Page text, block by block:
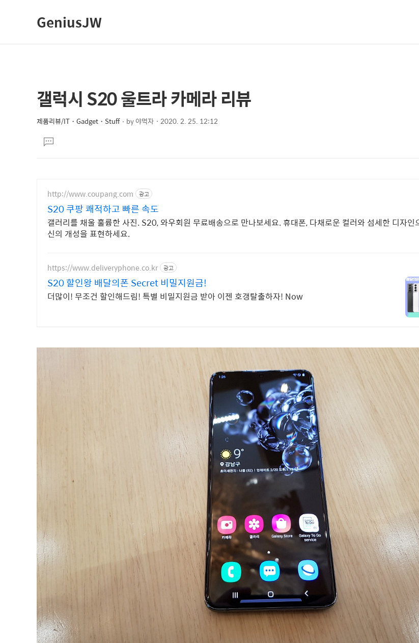
GeniusJW
상
세
컨
텐
본
문
제
갤럭시 S20 울트라 카메라 리뷰
제품리뷰/IT・Gadget・Stuff by야먹자 2020. 2. 25. 12:12
문댓
글
http://www.coupang.com 광고
S20 쿠팡 쾌적하고 빠른 속도
갤러리를 채울 훌륭한 사진. S20, 와우회원 무료배송으로 만나보세요. 휴대폰, 다채로운 컬러와 섬세한 디자인
신의 개성을 표현하세요.
https://www.deliveryphone.co.kr 광고
S20 할인왕 배달의폰 Secret 비밀지원금!
더많이! 무조건 할인해드림! 특별 비밀지원금 받아 이젠 호갱탈출하자! Now